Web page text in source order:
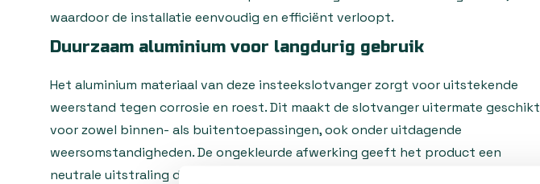
waardoor de installatie eenvoudig en efficiënt verloopt.
Duurzaam aluminium voor langdurig gebruik
Het aluminium materiaal van deze insteekslotvanger zorgt voor uitstekende
weerstand tegen corrosie en roest. Dit maakt de slotvanger uitermate geschikt
voor zowel binnen- als buitentoepassingen, ook onder uitdagende
weersomstandigheden. De ongekleurde afwerking geeft het product een
neutrale uitstraling die moeiteloos aansluit bij verschillende deur- en